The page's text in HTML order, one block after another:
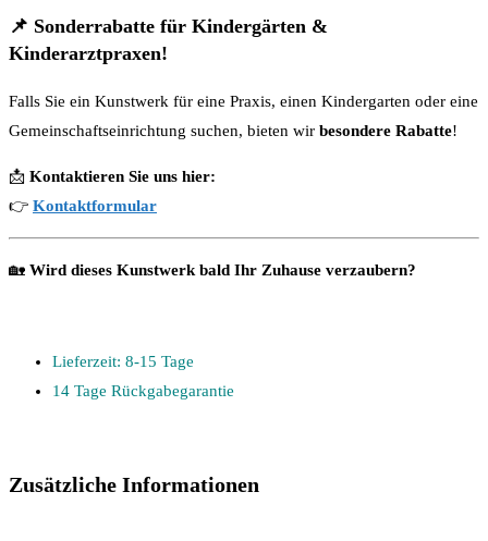
📌 Sonderrabatte für Kindergärten &
Kinderarztpraxen!
Falls Sie ein Kunstwerk für eine Praxis, einen Kindergarten oder eine
Gemeinschaftseinrichtung suchen, bieten wir besondere Rabatte!
📩 Kontaktieren Sie uns hier:
👉 Kontaktformular
🏡 Wird dieses Kunstwerk bald Ihr Zuhause verzaubern?
Lieferzeit: 8-15 Tage
14 Tage Rückgabegarantie
Zusätzliche Informationen